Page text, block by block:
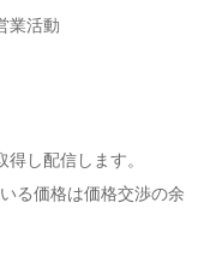
業活動
し配信します。
る価格は価格交渉の余